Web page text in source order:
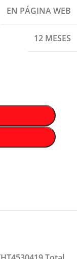
EN PÁGINA WEB
12 MESES